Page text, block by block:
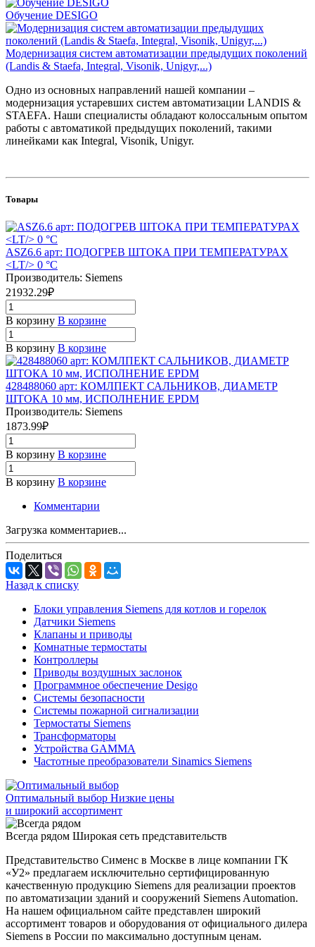
Обучение DESIGO
Модернизация систем автоматизации предыдущих поколений
(Landis & Staefa, Integral, Visonik, Unigyr,...)
Одно из основных направлений нашей компании –
модернизация устаревших систем автоматизации LANDIS &
STAEFA. Наши специалисты обладают колоссальным опытом
работы с автоматикой предыдущих поколений, такими
линейками как Integral, Visonik, Unigyr.
Товары
ASZ6.6 арт: ПОДОГРЕВ ШТОКА ПРИ ТЕМПЕРАТУРАХ
<LT/> 0 °C
Производитель: Siemens
21932.29₽
В корзину В корзине
В корзину В корзине
428488060 арт: КОМЛПЕКТ САЛЬНИКОВ, ДИАМЕТР
ШТОКА 10 мм, ИСПОЛНЕНИЕ EPDM
Производитель: Siemens
1873.99₽
В корзину В корзине
В корзину В корзине
Комментарии
Загрузка комментариев...
Поделиться
Назад к списку
Блоки управления Siemens для котлов и горелок
Датчики Siemens
Клапаны и приводы
Комнатные термостаты
Контроллеры
Приводы воздушных заслонок
Программное обеспечение Desigo
Системы безопасности
Системы пожарной сигнализации
Термостаты Siemens
Трансформаторы
Устройства GAMMA
Частотные преобразователи Sinamics Siemens
Оптимальный выбор Низкие цены
и широкий ассортимент
Всегда рядом Широкая сеть представительств
Представительство Сименс в Москве в лице компании ГК
«У2» предлагаем исключительно сертифицированную
качественную продукцию Siemens для реализации проектов
по автоматизации зданий и сооружений Siemens Automation.
На нашем официальном сайте представлен широкий
ассортимент товаров и оборудования от официального дилера
Siemens в России по максимально доступным ценам.